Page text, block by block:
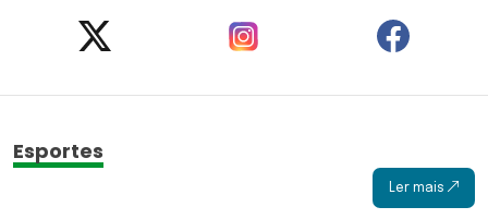
Esportes
Ler mais